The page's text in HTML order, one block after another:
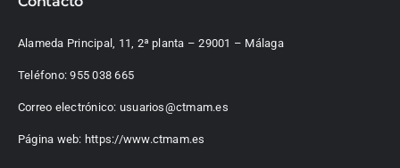
Alameda Principal, 11, 2ª planta – 29001 – Málaga
Teléfono:955 038 665
Correo electrónico: usuarios@ctmam.es
Página web: https://www.ctmam.es